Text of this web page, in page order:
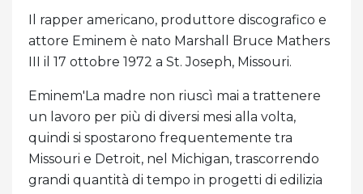
Il rapper americano, produttore discografico e
attore Eminem è nato Marshall Bruce Mathers
III il 17 ottobre 1972 a St. Joseph, Missouri.
Eminem'La madre non riuscì mai a trattenere
un lavoro per più di diversi mesi alla volta,
quindi si spostarono frequentemente tra
Missouri e Detroit, nel Michigan, trascorrendo
grandi quantità di tempo in progetti di edilizia